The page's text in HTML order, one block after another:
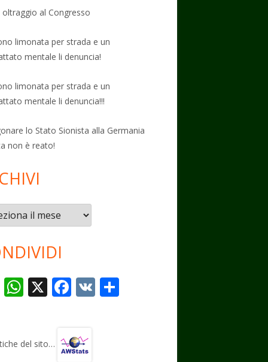
oltraggio al Congresso
limonata per strada e un
mentale li denuncia!
limonata per strada e un
mentale li denuncia!!!
lo Stato Sionista alla Germania
non è reato!
T
gr
W
s
X F
b
V
del sito…